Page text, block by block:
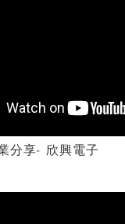
分享- 欣興電子